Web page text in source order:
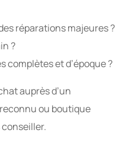
réparations majeures ?
?
complètes et d’époque ?
auprès d’un
ou boutique